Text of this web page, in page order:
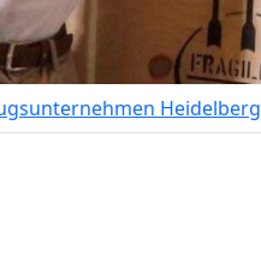
Heidelberg